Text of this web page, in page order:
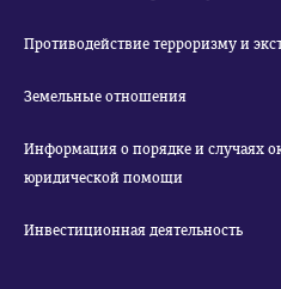
Противодействие терроризму и
Земельные отношения
Информация о порядке и случаях
юридической помощи
Инвестиционная деятельность